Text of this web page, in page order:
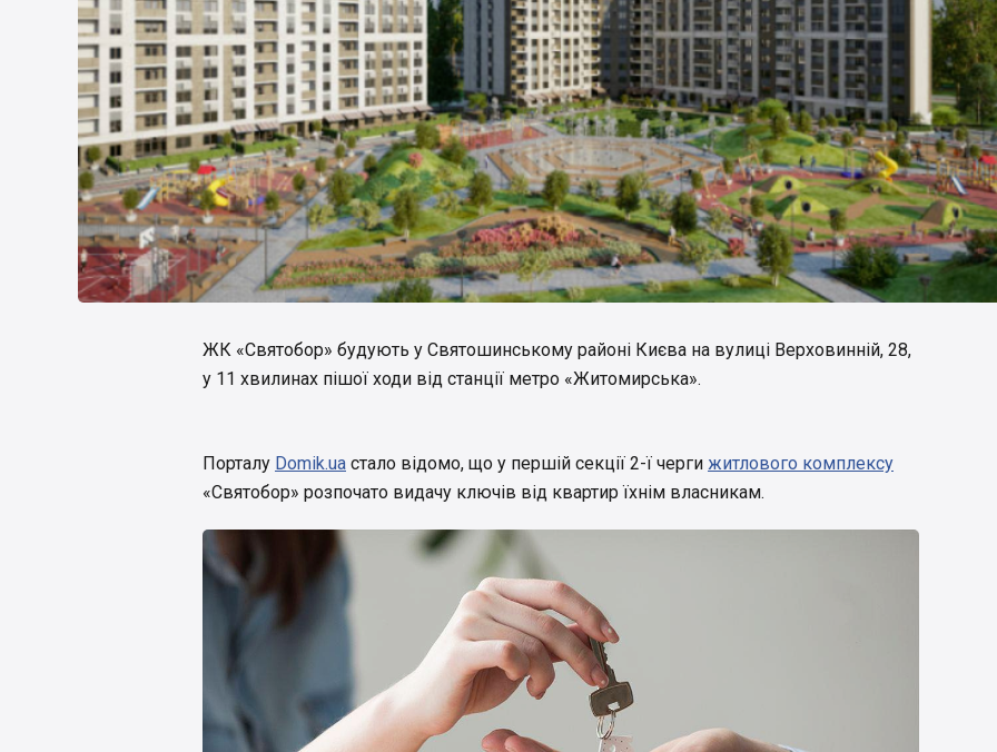
ЖК «Святобор» будують у Святошинському районі Києва на вулиці Верховинній, 28,
у 11 хвилинах пішої ходи від станції метро «Житомирська».
Порталу Domik.ua стало відомо, що у першій секції 2-ї черги житлового комплексу
«Святобор» розпочато видачу ключів від квартир їхнім власникам.